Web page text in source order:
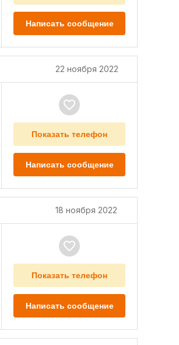
Написать сообщение
22 ноября 2022
Показать телефон
Написать сообщение
18 ноября 2022
Показать телефон
Написать сообщение